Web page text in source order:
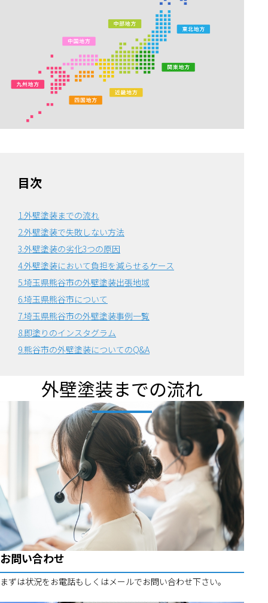
目次
1.外壁塗装までの流れ
2.外壁塗装で失敗しない方法
3.外壁塗装の劣化3つの原因
4.外壁塗装において負担を減らせるケース
5.埼玉県熊谷市の外壁塗装出張地域
6.埼玉県熊谷市について
7.埼玉県熊谷市の外壁塗装事例一覧
8.即塗りのインスタグラム
9.熊谷市の外壁塗装についてのQ&A
外壁塗装までの流れ
お問い合わせ
まずは状況をお電話もしくはメールでお問い合わせ下さい。